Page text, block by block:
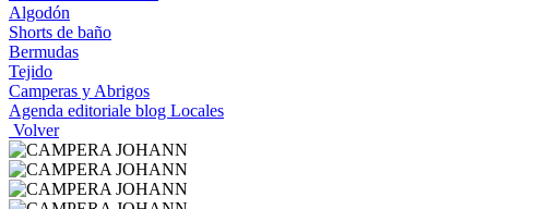
Algodón
Shorts de baño
Bermudas
Tejido
Camperas y Abrigos
Agenda editoriale blog Locales
Volver